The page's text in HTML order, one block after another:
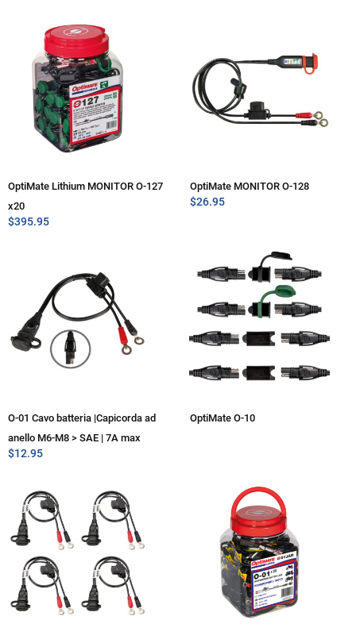
OptiMate Lithium MONITOR O-127
x20
$395.95
OptiMate MONITOR O-128
$26.95
O-01 Cavo batteria |Capicorda ad
anello M6-M8 > SAE | 7A max
$12.95
OptiMate O-10